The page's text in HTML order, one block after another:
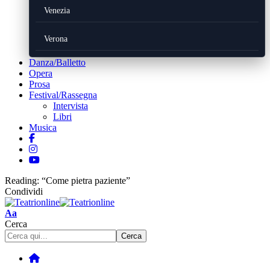
Venezia
Verona
Danza/Balletto
Opera
Prosa
Festival/Rassegna
Intervista
Libri
Musica
Reading: “Come pietra paziente”
Condividi
Font
Resizer
Aa
Cerca